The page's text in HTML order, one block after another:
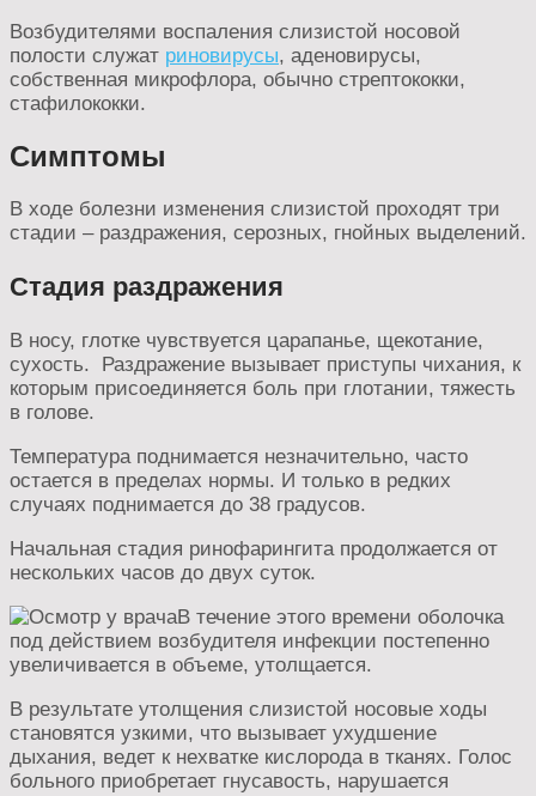
Возбудителями воспаления слизистой носовой
полости служат риновирусы, аденовирусы,
собственная микрофлора, обычно стрептококки,
стафилококки.
Симптомы
В ходе болезни изменения слизистой проходят три
стадии – раздражения, серозных, гнойных выделений.
Стадия раздражения
В носу, глотке чувствуется царапанье, щекотание,
сухость. Раздражение вызывает приступы чихания, к
которым присоединяется боль при глотании, тяжесть
в голове.
Температура поднимается незначительно, часто
остается в пределах нормы. И только в редких
случаях поднимается до 38 градусов.
Начальная стадия ринофарингита продолжается от
нескольких часов до двух суток.
В течение этого времени оболочка
под действием возбудителя инфекции постепенно
увеличивается в объеме, утолщается.
В результате утолщения слизистой носовые ходы
становятся узкими, что вызывает ухудшение
дыхания, ведет к нехватке кислорода в тканях. Голос
больного приобретает гнусавость, нарушается